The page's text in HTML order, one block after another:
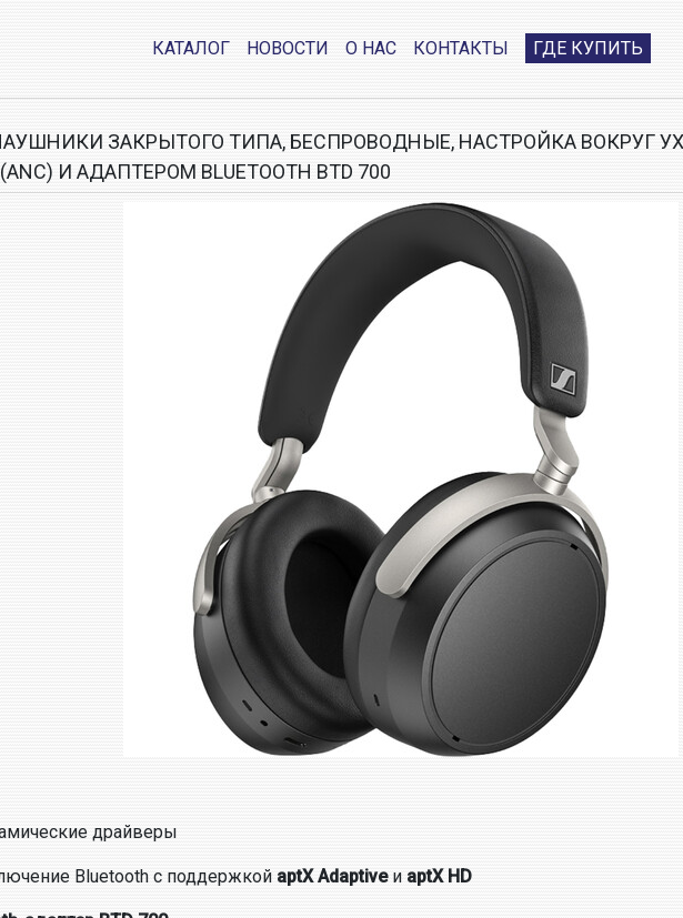
КАТАЛОГ НОВОСТИ О НАС КОНТАКТЫ ГДЕ КУПИТЬ
НАУШНИКИ ЗАКРЫТОГО ТИПА, БЕСПРОВОДНЫЕ, НАСТРОЙКА ВОКРУГ
И АДАПТЕРОМ BLUETOOTH BTD 700
драйверы
Bluetooth с поддержкой aptX Adaptiveи aptX HD